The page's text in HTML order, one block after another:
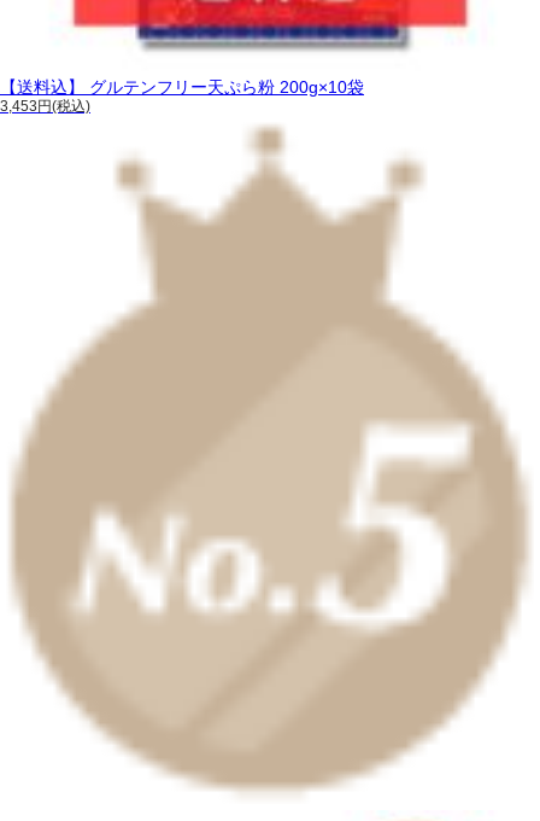
【送料込】 グルテンフリー天ぷら粉 200g×10袋
3,453円(税込)